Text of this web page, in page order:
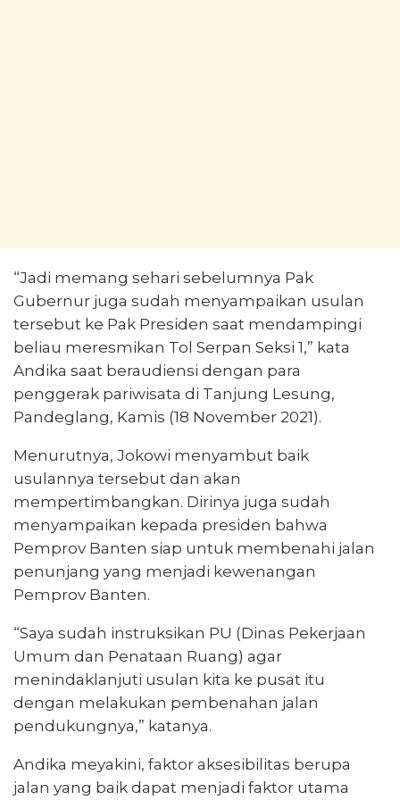
“Jadi memang sehari sebelumnya Pak
Gubernur juga sudah menyampaikan usulan
tersebut ke Pak Presiden saat mendampingi
beliau meresmikan Tol Serpan Seksi 1,” kata
Andika saat beraudiensi dengan para
penggerak pariwisata di Tanjung Lesung,
Pandeglang, Kamis (18 November 2021).
Menurutnya, Jokowi menyambut baik
usulannya tersebut dan akan
mempertimbangkan. Dirinya juga sudah
menyampaikan kepada presiden bahwa
Pemprov Banten siap untuk membenahi jalan
penunjang yang menjadi kewenangan
Pemprov Banten.
“Saya sudah instruksikan PU (Dinas Pekerjaan
Umum dan Penataan Ruang) agar
menindaklanjuti usulan kita ke pusat itu
dengan melakukan pembenahan jalan
pendukungnya,” katanya.
Andika meyakini, faktor aksesibilitas berupa
jalan yang baik dapat menjadi faktor utama